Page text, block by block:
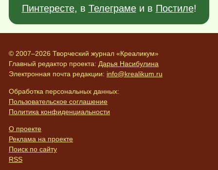
Пинтересте, в Телеграмеи в Постиле!
© 2007–2026 Творческий журнал «Креаликум»
Главный редактор проекта: Дарья Насибулина
Электронная почта редакции: info@krealikum.ru
Обработка персональных данных:
Пользовательское соглашение
Политика конфиденциальности
О проекте
Реклама на проекте
Поиск по сайту
RSS